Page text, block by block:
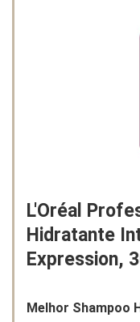
L'Oréal
Hidratante
Expression,
Melhor Shampoo